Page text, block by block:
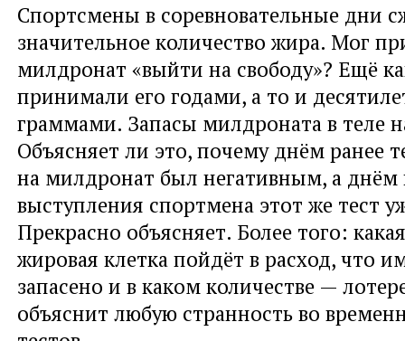
Спортсмены в соревновательные дни
значительное количество жира. Мог
милдронат «выйти на свободу»? Ещё
принимали его годами, а то и
граммами. Запасы милдроната в теле
Объясняет ли это, почему днём ранее
на милдронат был негативным, а днём
выступления спортмена этот же тест
Прекрасно объясняет. Более того:
жировая клетка пойдёт в расход, что
запасено и в каком количестве —
объяснит любую странность во